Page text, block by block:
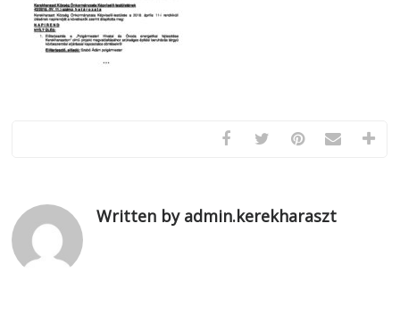
Written by admin.kerekharaszt